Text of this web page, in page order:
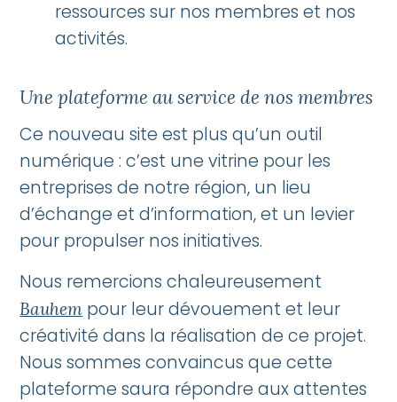
ressources sur nos membres et nos
activités.
Une plateforme au service de nos membres
Ce nouveau site est plus qu’un outil
numérique : c’est une vitrine pour les
entreprises de notre région, un lieu
d’échange et d’information, et un levier
pour propulser nos initiatives.
Nous remercions chaleureusement
Bauhem pour leur dévouement et leur
créativité dans la réalisation de ce projet.
Nous sommes convaincus que cette
plateforme saura répondre aux attentes